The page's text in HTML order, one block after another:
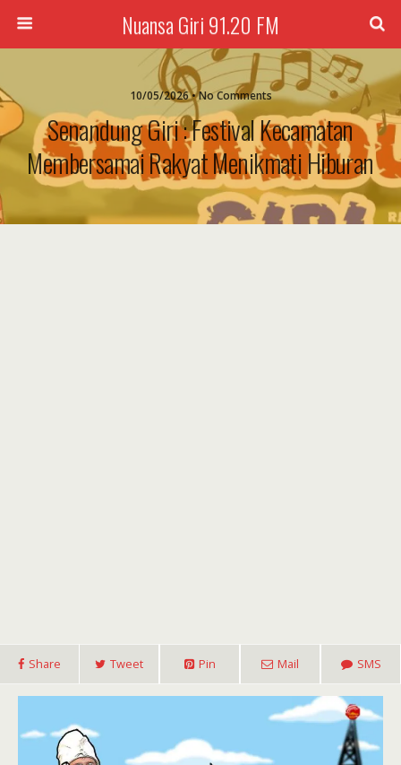
Nuansa Giri 91.20 FM
10/05/2026 • No Comments
Senandung Giri : Festival Kecamatan
Membersamai Rakyat Menikmati Hiburan
Share Tweet Pin Mail SMS